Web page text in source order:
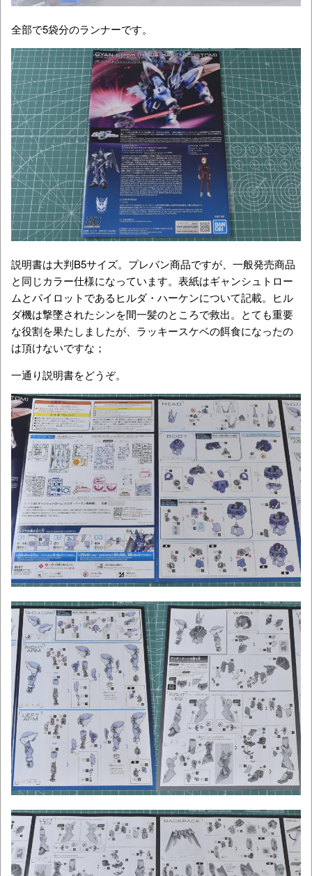
全部で5袋分のランナーです。
説明書は大判B5サイズ。プレバン商品ですが、一般発売商品
と同じカラー仕様になっています。表紙はギャンシュトロー
ムとパイロットであるヒルダ・ハーケンについて記載。ヒル
ダ機は撃墜されたシンを間一髪のところで救出。とても重要
な役割を果たしましたが、ラッキースケベの餌食になったの
は頂けないですな；
一通り説明書をどうぞ。